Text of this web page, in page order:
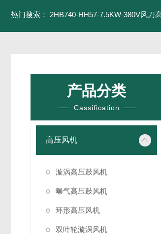
热门搜索： 2HB740-HH57-7.5KW-380V风刀
产品分类
Cassification
高压风机
漩涡高压鼓风机
曝气高压鼓风机
环形高压风机
双叶轮漩涡风机